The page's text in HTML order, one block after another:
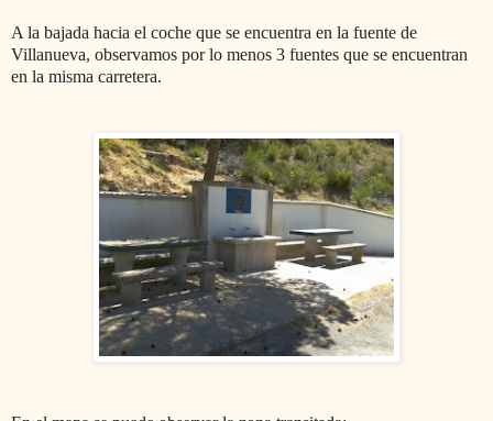
A la bajada hacia el coche que se encuentra en la fuente de
Villanueva, observamos por lo menos 3 fuentes que se encuentran
en la misma carretera.